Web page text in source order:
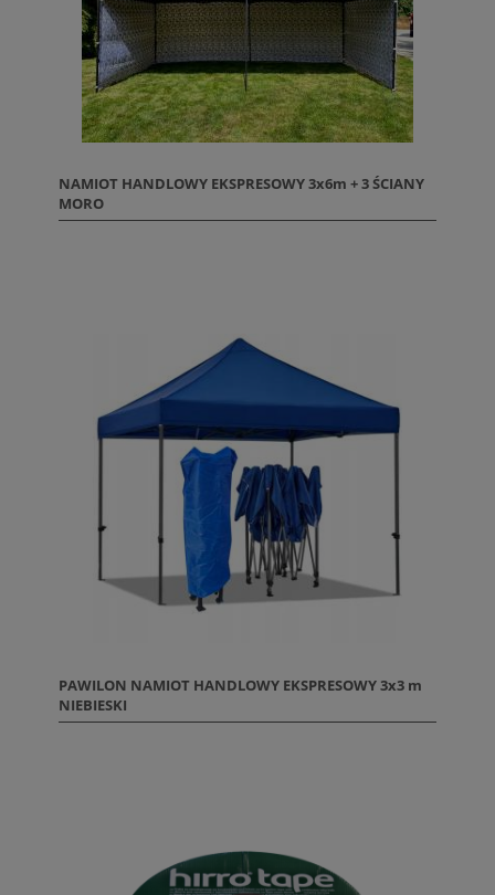
NAMIOT HANDLOWY EKSPRESOWY 3x6m + 3 ŚCIANY
MORO
PAWILON NAMIOT HANDLOWY EKSPRESOWY 3x3 m
NIEBIESKI